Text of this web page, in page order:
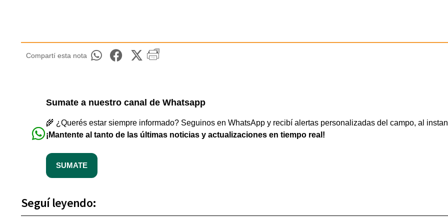
Compartí esta nota
Sumate a nuestro canal de Whatsapp
🌾 ¿Querés estar siempre informado? Seguinos en WhatsApp y recibí alertas personalizadas del campo, al
¡Mantente al tanto de las últimas noticias y actualizaciones en tiempo real!
SUMATE
Seguí leyendo: